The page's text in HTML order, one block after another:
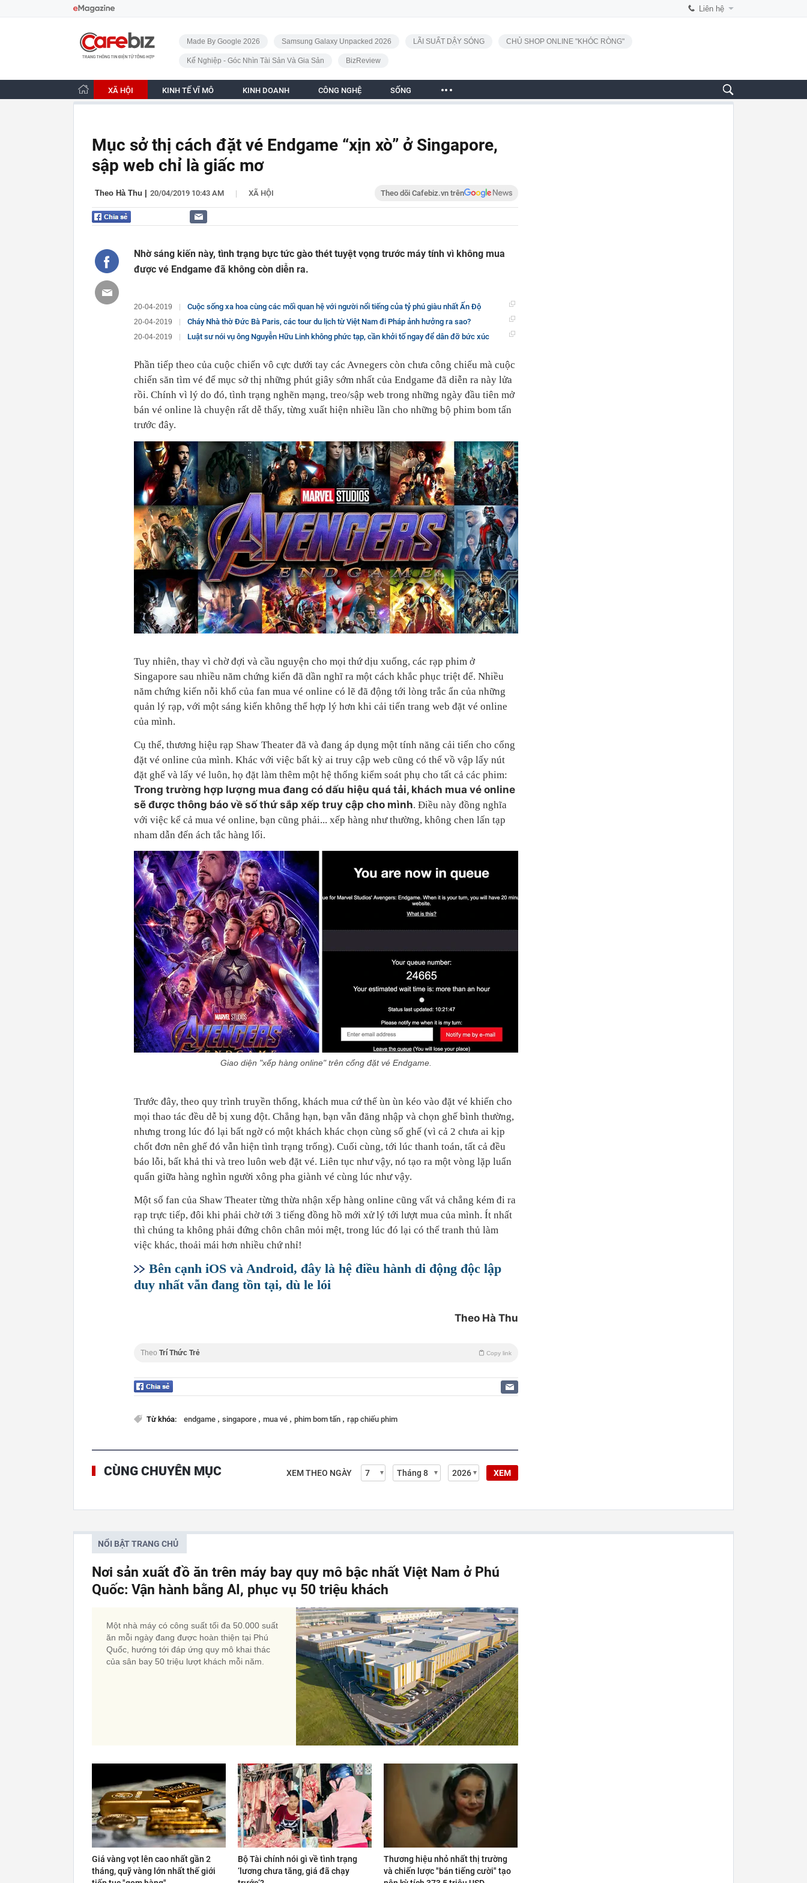
Liên hệ
CafeBiz - Trang chủ
Made By Google 2026 Samsung Galaxy Unpacked 2026 LÃI SUẤT DẬY SÓNG CHỦ SHOP ONLINE "KHÓC RÒNG"
Kế Nghiệp - Góc Nhìn Tài Sản Và Gia Sản BizReview
XÃ HỘI KINH TẾ VĨ MÔ KINH DOANH CÔNG NGHỆ SỐNG
Mục sở thị cách đặt vé Endgame “xịn xò” ở Singapore,
sập web chỉ là giấc mơ
Theo Hà Thu 20/04/2019 10:43 AM | XÃ HỘI Theo dõi Cafebiz.vn trên
Nhờ sáng kiến này, tình trạng bực tức gào thét tuyệt vọng trước máy tính vì không mua
được vé Endgame đã không còn diễn ra.
20-04-2019 Cuộc sống xa hoa cùng các mối quan hệ với người nổi tiếng của tỷ phú giàu nhất Ấn Độ
20-04-2019 Cháy Nhà thờ Đức Bà Paris, các tour du lịch từ Việt Nam đi Pháp ảnh hưởng ra sao?
20-04-2019 Luật sư nói vụ ông Nguyễn Hữu Linh không phức tạp, cần khởi tố ngay để dân đỡ bức xúc
Phần tiếp theo của cuộc chiến vô cực dưới tay các Avnegers còn chưa công chiếu mà cuộc
chiến săn tìm vé để mục sở thị những phút giây sớm nhất của Endgame đã diễn ra này lửa
rồi. Chính vì lý do đó, tình trạng nghẽn mạng, treo/sập web trong những ngày đầu tiên mở
bán vé online là chuyện rất dễ thấy, từng xuất hiện nhiều lần cho những bộ phim bom tấn
trước đây.
Tuy nhiên, thay vì chờ đợi và cầu nguyện cho mọi thứ dịu xuống, các rạp phim ở
Singapore sau nhiều năm chứng kiến đã dần nghĩ ra một cách khắc phục triệt để. Nhiều
năm chứng kiến nỗi khổ của fan mua vé online có lẽ đã động tới lòng trắc ẩn của những
quản lý rạp, với một sáng kiến không thể hợp lý hơn khi cải tiến trang web đặt vé online
của mình.
Cụ thể, thương hiệu rạp Shaw Theater đã và đang áp dụng một tính năng cải tiến cho cổng
đặt vé online của mình. Khác với việc bất kỳ ai truy cập web cũng có thể vồ vập lấy nút
đặt ghế và lấy vé luôn, họ đặt làm thêm một hệ thống kiểm soát phụ cho tất cả các phim:
Trong trường hợp lượng mua đang có dấu hiệu quá tải, khách mua vé online
sẽ được thông báo về số thứ sắp xếp truy cập cho mình. Điều này đồng nghĩa
với việc kể cả mua vé online, bạn cũng phải... xếp hàng như thường, không chen lấn tạp
nham dẫn đến ách tắc hàng lối.
Giao diện "xếp hàng online" trên cổng đặt vé Endgame.
Trước đây, theo quy trình truyền thống, khách mua cứ thế ùn ùn kéo vào đặt vé khiến cho
mọi thao tác đều dễ bị xung đột. Chẳng hạn, bạn vẫn đăng nhập và chọn ghế bình thường,
nhưng trong lúc đó lại bất ngờ có một khách khác chọn cùng số ghế (vì cả 2 chưa ai kịp
chốt đơn nên ghế đó vẫn hiện tình trạng trống). Cuối cùng, tới lúc thanh toán, tất cả đều
báo lỗi, bất khả thi và treo luôn web đặt vé. Liên tục như vậy, nó tạo ra một vòng lặp luẩn
quẩn giữa hàng nghìn người xông pha giành vé cùng lúc như vậy.
Một số fan của Shaw Theater từng thừa nhận xếp hàng online cũng vất vả chẳng kém đi ra
rạp trực tiếp, đôi khi phải chờ tới 3 tiếng đồng hồ mới xử lý tới lượt mua của mình. Ít nhất
thì chúng ta không phải đứng chôn chân mỏi mệt, trong lúc đó lại có thể tranh thủ làm
việc khác, thoải mái hơn nhiều chứ nhỉ!
Bên cạnh iOS và Android, đây là hệ điều hành di động độc lập
duy nhất vẫn đang tồn tại, dù le lói
Theo Hà Thu
Theo Trí Thức Trẻ Copy link
Từ khóa: endgame , singapore , mua vé , phim bom tấn , rạp chiếu phim
CÙNG CHUYÊN MỤC XEM THEO NGÀY XEM
NỔI BẬT TRANG CHỦ
Nơi sản xuất đồ ăn trên máy bay quy mô bậc nhất Việt Nam ở Phú
Quốc: Vận hành bằng AI, phục vụ 50 triệu khách
Một nhà máy có công suất tối đa 50.000 suất
ăn mỗi ngày đang được hoàn thiện tại Phú
Quốc, hướng tới đáp ứng quy mô khai thác
của sân bay 50 triệu lượt khách mỗi năm.
Giá vàng vọt lên cao nhất gần 2
tháng, quỹ vàng lớn nhất thế giới
Bộ Tài chính nói gì về tình trạng
‘lương chưa tăng, giá đã chạy
Thương hiệu nhỏ nhất thị trường
và chiến lược "bán tiếng cười" tạo